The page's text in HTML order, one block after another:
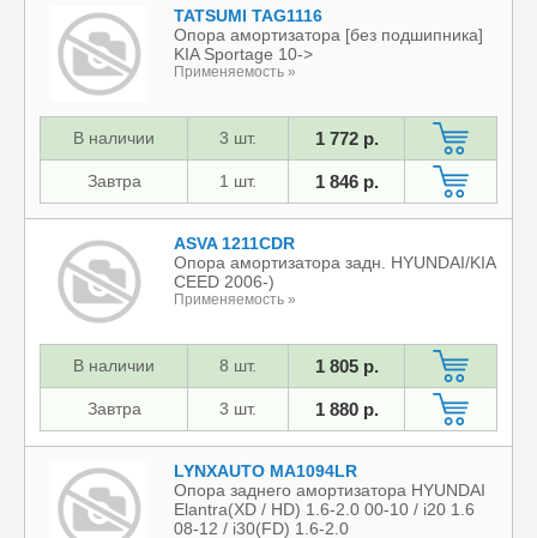
TATSUMI TAG1116
Опора амортизатора [без подшипника]
KIA Sportage 10->
Применяемость »
В наличии 3 шт. 1 772 р.
Завтра 1 шт. 1 846 р.
ASVA 1211CDR
Опора амортизатора задн. HYUNDAI/KIA
CEED 2006-)
Применяемость »
В наличии 8 шт. 1 805 р.
Завтра 3 шт. 1 880 р.
LYNXAUTO MA1094LR
Опора заднего амортизатора HYUNDAI
Elantra(XD / HD) 1.6-2.0 00-10 / i20 1.6
08-12 / i30(FD) 1.6-2.0